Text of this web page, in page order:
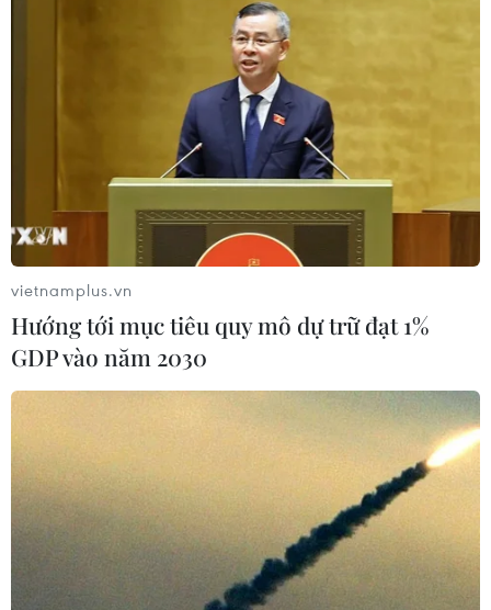
TIN CÙNG CHUYÊN MỤC
Chủ tịch Quốc hội Trần Thanh Mẫn
vietnamplus.vn
Hướng tới mục tiêu quy mô dự trữ đạt 1%
GDP vào năm 2030